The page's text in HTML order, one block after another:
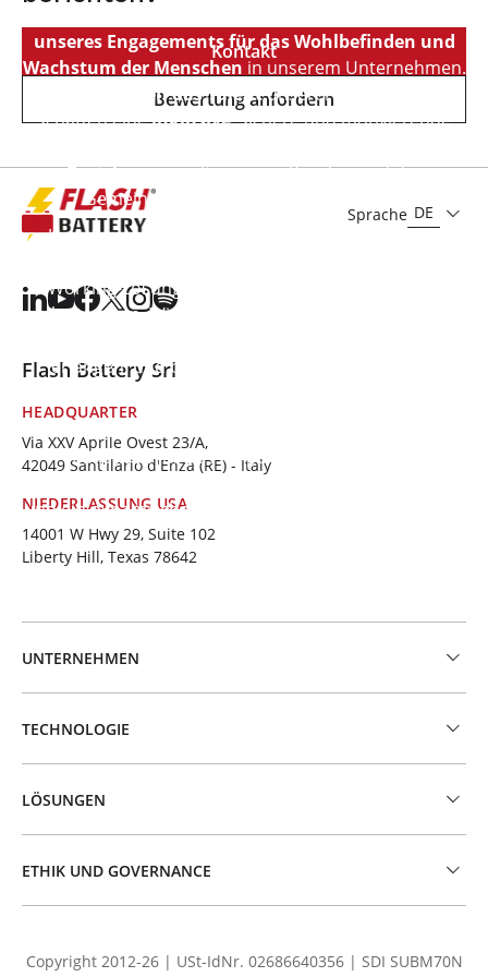
unseres Engagements für das Wohlbefinden und
Wachstum der Menschen in unserem Unternehmen.
Wir schätzen das Talentunserer Mitarbeiter,
schaffen eineinklusive, sichere und motivierende
Beziehungenmit unseren Kunden und der
Gemeinschaft, in der wir tätig sind, auf.
Um eine optimale Work-Life-Balance zu fördern,
Working-Lösungen und individuell anpassbaren
Arbeitszeiten. Wir investieren in
erlangen, und bieten Anreize für das berufliche
Team-Building-Aktivitäten
Initiativen für das körperliche und geistige
und ein dynamisches, von
Kontakt
Bewertung anfordern
Sprache DE
Flash Battery Srl
HEADQUARTER
Via XXV Aprile Ovest 23/A,
42049 Sant'Ilario d'Enza (RE) - Italy
NIEDERLASSUNG USA
14001 W Hwy 29, Suite 102
Liberty Hill, Texas 78642
UNTERNEHMEN
TECHNOLOGIE
LÖSUNGEN
ETHIK UND GOVERNANCE
Copyright 2012-26 | USt-IdNr. 02686640356 | SDI SUBM70N